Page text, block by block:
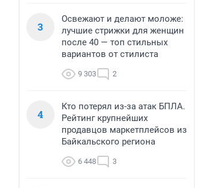
3
Освежают и делают моложе:
лучшие стрижки для женщин
после 40 — топ стильных
вариантов от стилиста
9 303 2
4
Кто потерял из-за атак БПЛА.
Рейтинг крупнейших
продавцов маркетплейсов из
Байкальского региона
6 448 3